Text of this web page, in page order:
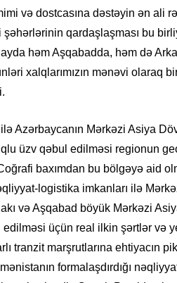
və dostcasına dəstəyin ən ali
qardaşlaşması bu
həm Aşqabadda, həm də
xalqlarımızın mənəvi olaraq
Azərbaycanın Mərkəzi Asiya
üzv qəbul edilməsi regionun
baxımdan bu bölgəyə aid
logistika imkanları ilə
və Aşqabad böyük Mərkəzi
üçün real ilkin şərtlər və
tranzit marşrutlarına ehtiyacın
formalaşdırdığı